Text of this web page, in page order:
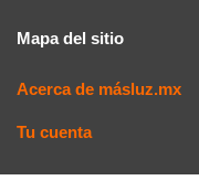
Mapa del sitio
Acerca de másluz.mx
Tu cuenta